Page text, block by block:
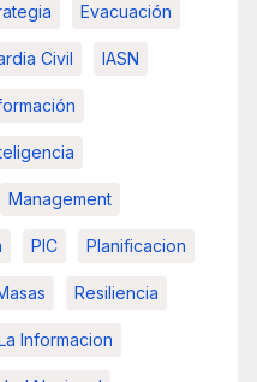
Evacuación
Civil IASN
Management
PIC Planificacion
Resiliencia
Informacion